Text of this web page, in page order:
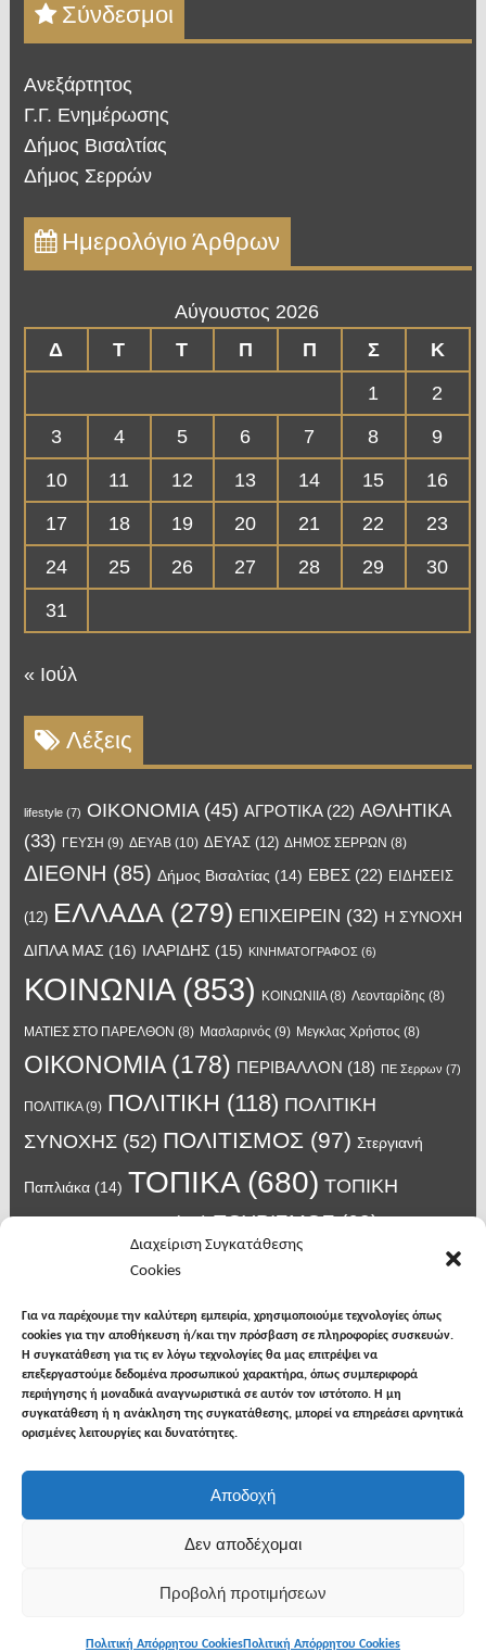
Διαχείριση Συγκατάθεσης
Cookies
Για να παρέχουμε την καλύτερη εμπειρία, χρησιμοποιούμε τεχνολογίες όπως
cookies για την αποθήκευση ή/και την πρόσβαση σε πληροφορίες συσκευών.
Η συγκατάθεση για τις εν λόγω τεχνολογίες θα μας επιτρέψει να
επεξεργαστούμε δεδομένα προσωπικού χαρακτήρα, όπως συμπεριφορά
περιήγησης ή μοναδικά αναγνωριστικά σε αυτόν τον ιστότοπο. Η μη
συγκατάθεση ή η ανάκληση της συγκατάθεσης, μπορεί να επηρεάσει αρνητικά
ορισμένες λειτουργίες και δυνατότητες.
Αποδοχή
Δεν αποδέχομαι
Προβολή προτιμήσεων
Πολιτική Απόρρητου CookiesΠολιτική Απόρρητου Cookies
Σύνδεσμοι
Ανεξάρτητος
Γ.Γ. Ενημέρωσης
Δήμος Βισαλτίας
Δήμος Σερρών
Ημερολόγιο Άρθρων
Αύγουστος 2026
Δ
Τ Τ Π Π Σ
Κ
1
2
3
4 5 6 7 8
9
10
11 12 13 14 15
16
17
18 19 20 21 22
23
24
25 26 27 28 29
30
31
« Ιούλ
Λέξεις
lifestyle(7) OIKONOMIA(45) ΑΓΡΟΤΙΚΑ(22) ΑΘΛΗΤΙΚΑ
(33) ΓΕΥΣΗ (9) ΔΕΥΑΒ(10) ΔΕΥΑΣ(12) ΔΗΜΟΣ ΣΕΡΡΩΝ (8)
ΔΙΕΘΝΗ (85) Δήμος Βισαλτίας (14) ΕΒΕΣ(22) ΕΙΔΗΣΕΙΣ
(12) ΕΛΛΑΔΑ(279) ΕΠΙΧΕΙΡΕΙΝ (32) Η ΣΥΝΟΧΗ
ΔΙΠΛΑ ΜΑΣ (16) ΙΛΑΡΙΔΗΣ (15) ΚΙΝΗΜΑΤΟΓΡΑΦΟΣ (6)
ΚΟΙΝΩΝΙΑ(853) ΚΟΙΝΩΝΙΙΑ(8) Λεονταρίδης (8)
ΜΑΤΙΕΣ ΣΤΟ ΠΑΡΕΛΘΟΝ (8) Μασλαρινός (9) Μεγκλας Χρήστος (8)
ΟΙΚΟΝΟΜΙΑ(178) ΠΕΡΙΒΑΛΛΟΝ (18) ΠΕ Σερρων (7)
ΠΟΛΙΤΙΚΑ(9) ΠΟΛΙΤΙΚΗ (118) ΠΟΛΙΤΙΚΗ
ΣΥΝΟΧΗΣ(52) ΠΟΛΙΤΙΣΜΟΣ (97) Στεργιανή
Παπλιάκα(14) ΤΟΠΙΚΑ(680) ΤΟΠΙΚΗ
ΑΥΤΟΔΙΟΙΚΗΣΗ(45) ΤΟΥΡΙΣΜΟΣ(63)
(14) Χατζηβασιλειου
κρούσματα κορονοϊού(18) λαϊκή Νιγρίτας(13) νοσοκομείο Σερρών
σπυροπουλος(7) υγεια(148)
Copyright © 2026Φωνή της Βισαλτίας
Θέμα: The NewsMag απόBishal Napit